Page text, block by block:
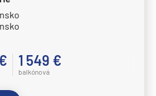
1 549 €
balkónová